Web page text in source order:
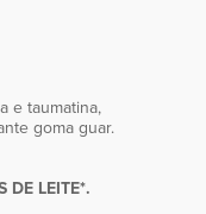
e taumatina,
goma guar.
DE LEITE*.